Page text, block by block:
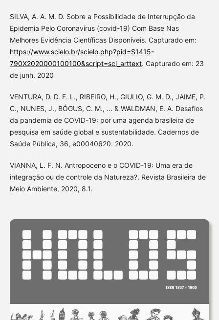
SILVA, A. A. M. D. Sobre a Possibilidade de Interrupção da
Epidemia Pelo Coronavírus (covid-19) Com Base Nas
Melhores Evidência Científicas Disponíveis. Capturado em:
https://www.scielo.br/scielo.php?pid=S1415-
790X2020000100100&script=sci_arttext. Capturado em: 23
de junh. 2020
VENTURA, D. D. F. L., RIBEIRO, H., GIULIO, G. M. D., JAIME, P.
C., NUNES, J., BÓGUS, C. M., ... & WALDMAN, E. A. Desafios
da pandemia de COVID-19: por uma agenda brasileira de
pesquisa em saúde global e sustentabilidade. Cadernos de
Saúde Pública, 36, e00040620. 2020.
VIANNA, L. F. N. Antropoceno e o COVID-19: Uma era de
integração ou de controle da Natureza?. Revista Brasileira de
Meio Ambiente, 2020, 8.1.